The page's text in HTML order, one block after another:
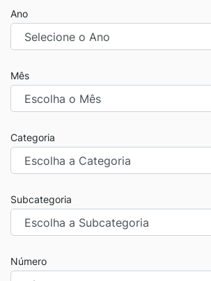
Ano
Mês
Categoria
Subcategoria
Número